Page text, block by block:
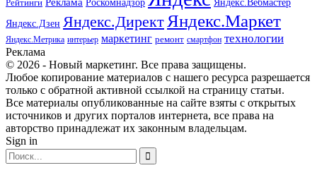
Рейтинги
Яндекс.Дзен Яндекс.ДиректЯндекс.Маркет
Яндекс.Метрика интерьер маркетинг ремонт смартфон технологии
Реклама
© 2026 - Новый маркетинг. Все права защищены.
Любое копирование материалов с нашего ресурса разрешается
только с обратной активной ссылкой на страницу статьи.
Все материалы опубликованные на сайте взяты с открытых
источников и других порталов интернета, все права на
авторство принадлежат их законным владельцам.
Sign in